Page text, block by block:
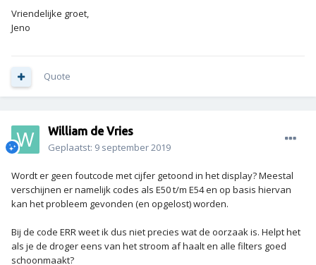
Vriendelijke groet,
Jeno
Quote
William de Vries
Geplaatst: 9 september 2019
Wordt er geen foutcode met cijfer getoond in het display? Meestal
verschijnen er namelijk codes als E50 t/m E54 en op basis hiervan
kan het probleem gevonden (en opgelost) worden.
Bij de code ERR weet ik dus niet precies wat de oorzaak is. Helpt het
als je de droger eens van het stroom af haalt en alle filters goed
schoonmaakt?